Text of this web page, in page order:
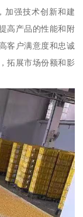
加强技术创新和建
高产品的性能和附
客户满意度和忠诚
拓展市场份额和影